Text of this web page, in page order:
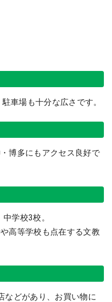
車場も十分な広さです。
博多にもアクセス良好で
学校3校。
高等学校も点在する文教
などがあり、お買い物に